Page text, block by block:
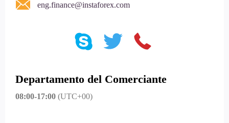
eng.finance@instaforex.com
Departamento del Comerciante
08:00-17:00 (UTC+00)